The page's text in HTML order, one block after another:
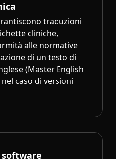
traduzioni
cliniche,
alle normative
di un testo di
(Master English
nel caso di versioni
software